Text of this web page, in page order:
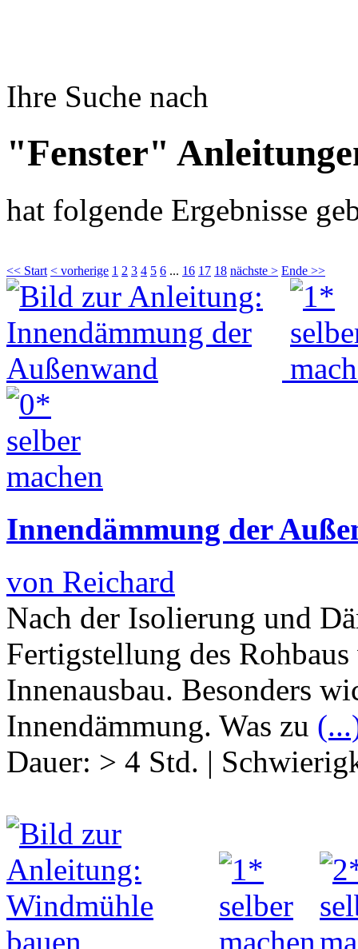
Ihre Suche nach
"Fenster"
hat folgende Ergebnisse
<< Start < vorherige 1 2 3 4 5 6 ... 16 17 18 nächste > Ende >>
Innendämmung der
von Reichard
Nach der Isolierung und
Fertigstellung des
Innenausbau. Besonders
Innendämmung. Was zu
Dauer: > 4 Std. |